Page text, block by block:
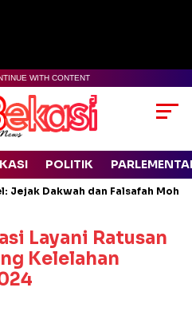
WITH CONTENT
POLITIK
Jejak Dakwah dan Falsafah Moh
Layani Ratusan
Kelelahan